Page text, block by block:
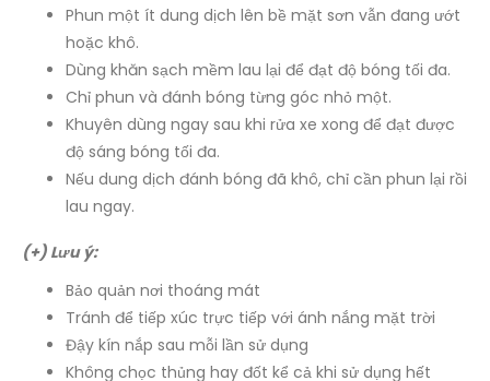
Phun một ít dung dịch lên bề mặt sơn vẫn đang ướt
hoặc khô.
Dùng khăn sạch mềm lau lại để đạt độ bóng tối đa.
Chỉ phun và đánh bóng từng góc nhỏ một.
Khuyên dùng ngay sau khi rửa xe xong để đạt được
độ sáng bóng tối đa.
Nếu dung dịch đánh bóng đã khô, chỉ cần phun lại rồi
lau ngay.​​​​​​​
(+) Lưu ý:
Bảo quản nơi thoáng mát
Tránh để tiếp xúc trực tiếp với ánh nắng mặt trời
Đậy kín nắp sau mỗi lần sử dụng
Không chọc thủng hay đốt kể cả khi sử dụng hết